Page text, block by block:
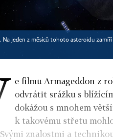
Na jeden z měsíců tohoto asteroidu
e filmu Armageddon z
odvrátit srážku s
dokážou s mnohem
k takovému střetu
znalostmi a